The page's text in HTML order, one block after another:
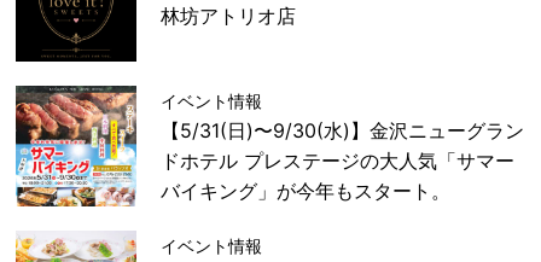
林坊アトリオ店
イベント情報
【5/31(日)〜9/30(水)】金沢ニューグラン
ドホテル プレステージの大人気「サマー
バイキング」が今年もスタート。
イベント情報